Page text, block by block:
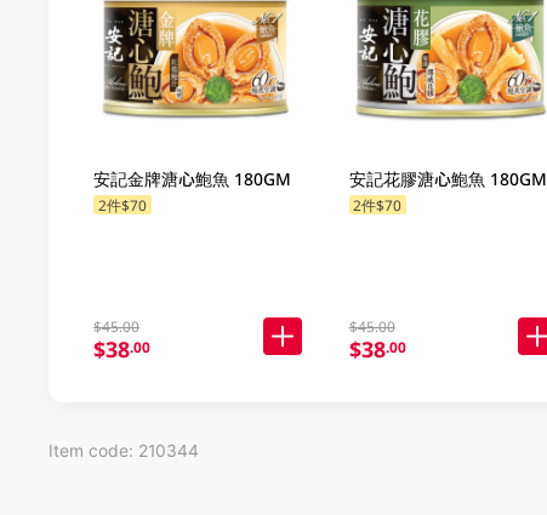
安記金牌溏心鮑魚 180GM
2件$70
$45.00
$38.00
安記花膠溏心鮑魚 180GM
2件$70
$45.00
$38.00
Item code: 210344